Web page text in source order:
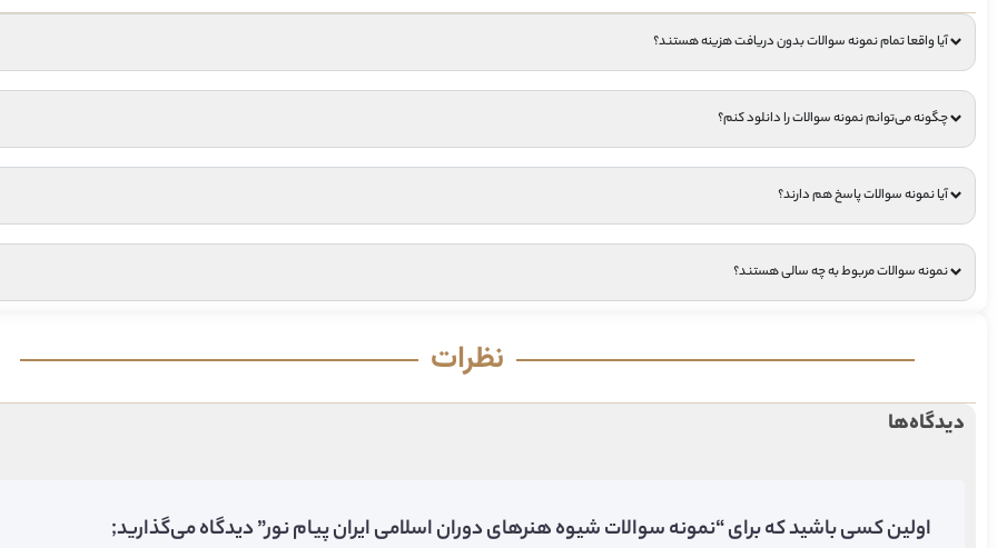
آیا واقعا تمام نمونه سوالات بدون دریافت هزینه هستند؟
چگونه می‌توانم نمونه سوالات را دانلود کنم؟
آیا نمونه سوالات پاسخ هم دارند؟
نمونه سوالات مربوط به چه سالی هستند؟
نظرات
دیدگاه‌ها
اولین کسی باشید که برای “نمونه سوالات شیوه هنرهای دوران اسلامی ایران پیام نور” دیدگاه می‌گذارید;